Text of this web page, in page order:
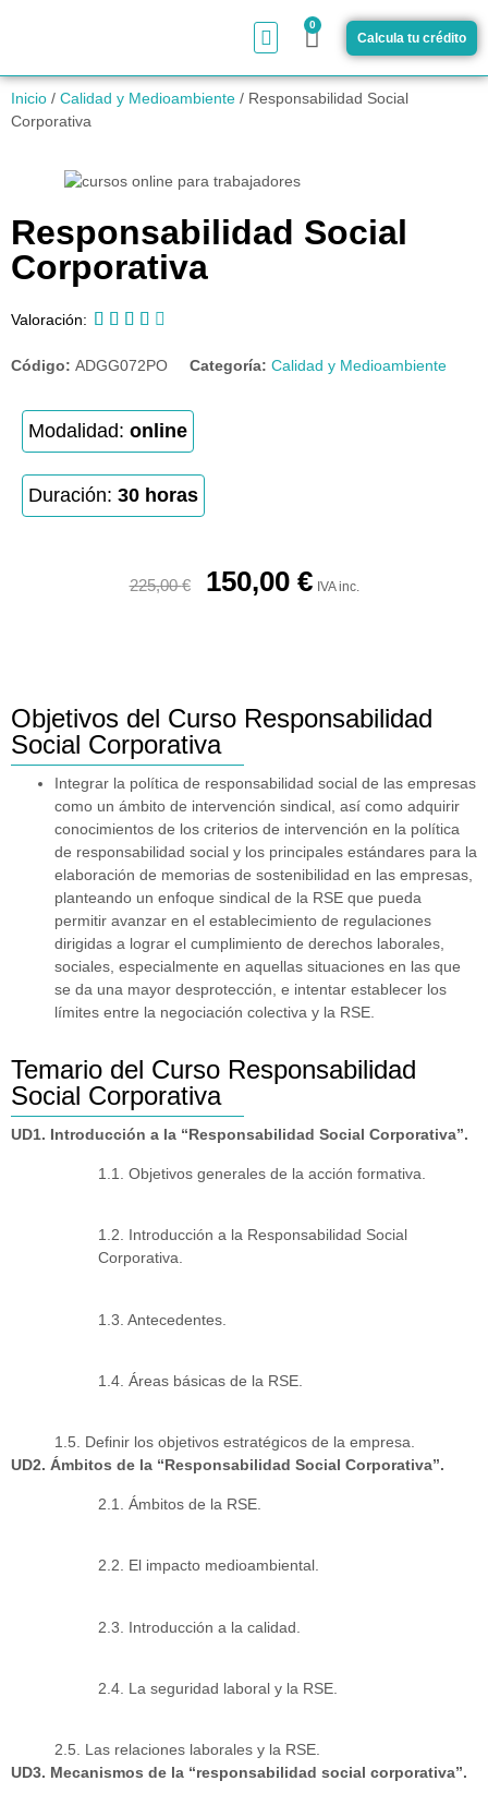
0
Calcula tu crédito
Inicio / Calidad y Medioambiente / Responsabilidad Social
Corporativa
Responsabilidad Social
Corporativa
Valoración:     
Código: ADGG072PO Categoría: Calidad y Medioambiente
Modalidad: online
Duración: 30 horas
225,00€ 150,00 € IVA inc.
Objetivos del Curso Responsabilidad
Social Corporativa
Integrar la política de responsabilidad social de las empresas
como un ámbito de intervención sindical, así como adquirir
conocimientos de los criterios de intervención en la política
de responsabilidad social y los principales estándares para la
elaboración de memorias de sostenibilidad en las empresas,
planteando un enfoque sindical de la RSE que pueda
permitir avanzar en el establecimiento de regulaciones
dirigidas a lograr el cumplimiento de derechos laborales,
sociales, especialmente en aquellas situaciones en las que
se da una mayor desprotección, e intentar establecer los
límites entre la negociación colectiva y la RSE.
Temario del Curso Responsabilidad
Social Corporativa
UD1. Introducción a la “Responsabilidad Social Corporativa”.
1.1. Objetivos generales de la acción formativa.
1.2. Introducción a la Responsabilidad Social
Corporativa.
1.3. Antecedentes.
1.4. Áreas básicas de la RSE.
1.5. Definir los objetivos estratégicos de la empresa.
UD2. Ámbitos de la “Responsabilidad Social Corporativa”.
2.1. Ámbitos de la RSE.
2.2. El impacto medioambiental.
2.3. Introducción a la calidad.
2.4. La seguridad laboral y la RSE.
2.5. Las relaciones laborales y la RSE.
UD3. Mecanismos de la “responsabilidad social corporativa”.